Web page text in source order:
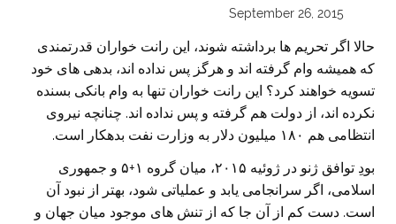
September 26, 2015
حالا اگر تحریم ها برداشته شوند، این رانت خواران قدرتمندی
که همیشه وام گرفته اند و هرگز پس نداده اند، بدهی های خود
تسویه خواهند کرد؟ این رانت خواران تنها به وام بانکی بسنده
نکرده اند، از دولت هم گرفته و پس نداده اند. چنانچه نیروی
انتظامی هم ١٨٠ میلیون دلار به وزارت نفت بدهکار است.
بودِ توافق ژنو در ژوئیه ۲۰۱۵، میان گروه ۱+۵ و جمهوری
اسلامی، اگر سرانجامی یابد و عملیاتی شود، بهتر از نبود آن
است. دست کم از آن جا که از تنش های موجود میان جهان و